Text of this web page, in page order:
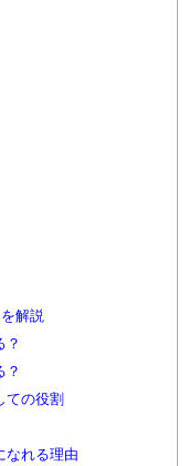
解説
？
？
ての役割
なれる理由